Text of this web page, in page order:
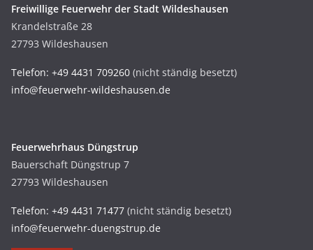
Freiwillige Feuerwehr der Stadt Wildeshausen
Krandelstraße 28
27793 Wildeshausen
Telefon: +49 4431 709260 (nicht ständig besetzt)
info@feuerwehr-wildeshausen.de
Feuerwehrhaus Düngstrup
Bauerschaft Düngstrup 7
27793 Wildeshausen
Telefon: +49 4431 71477 (nicht ständig besetzt)
info@feuerwehr-duengstrup.de